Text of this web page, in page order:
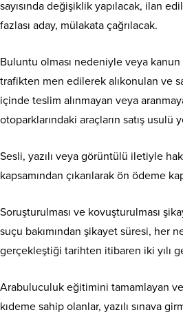
sayısında değişiklik yapılacak, ilan
fazlası aday, mülakata çağrılacak.
Buluntu olması nedeniyle veya
trafikten men edilerek alıkonulan ve
içinde teslim alınmayan veya
otoparklarındaki araçların satış
Sesli, yazılı veya görüntülü iletiyle
kapsamından çıkarılarak ön ödeme
Soruşturulması ve kovuşturulması
suçu bakımından şikayet süresi, her
gerçekleştiği tarihten itibaren iki yılı
Arabuluculuk eğitimini tamamlayan
kıdeme sahip olanlar, yazılı sınava